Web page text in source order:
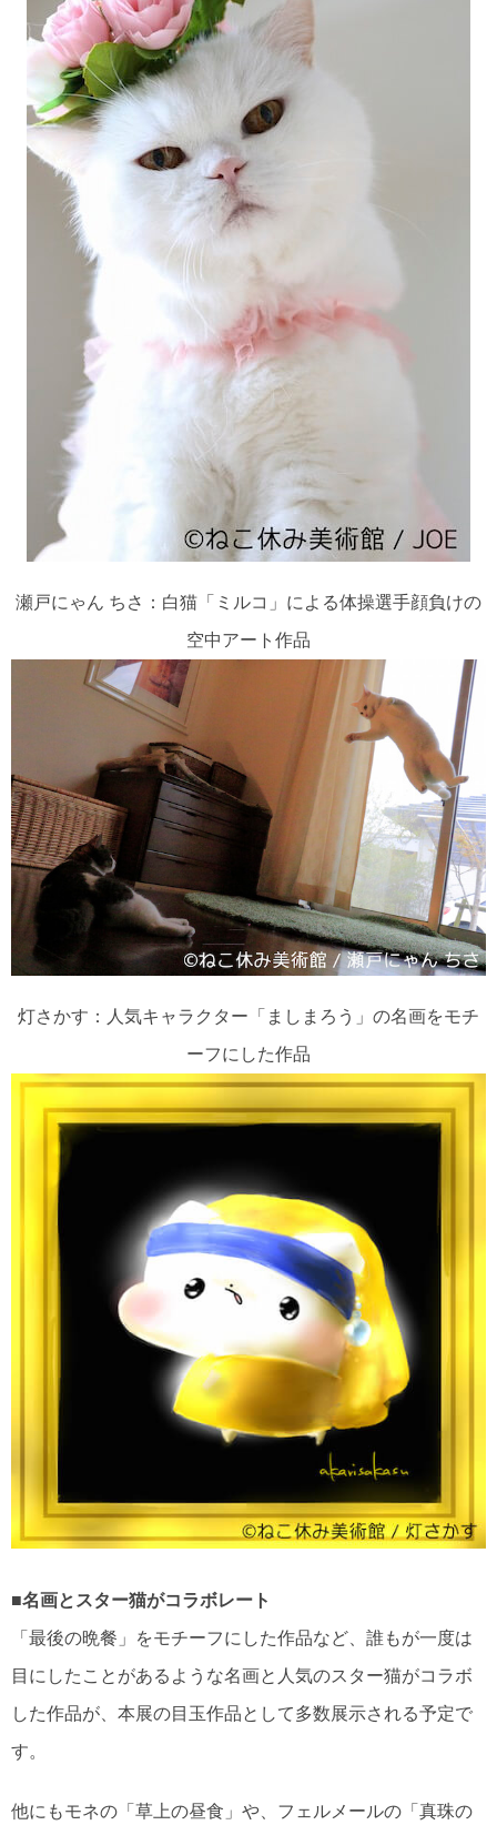
瀬戸にゃん ちさ：白猫「ミルコ」による体操選手顔負けの
空中アート作品
灯さかす：人気キャラクター「ましまろう」の名画をモチ
ーフにした作品
■名画とスター猫がコラボレート
「最後の晩餐」をモチーフにした作品など、誰もが一度は
目にしたことがあるような名画と人気のスター猫がコラボ
した作品が、本展の目玉作品として多数展示される予定で
す。
他にもモネの「草上の昼食」や、フェルメールの「真珠の